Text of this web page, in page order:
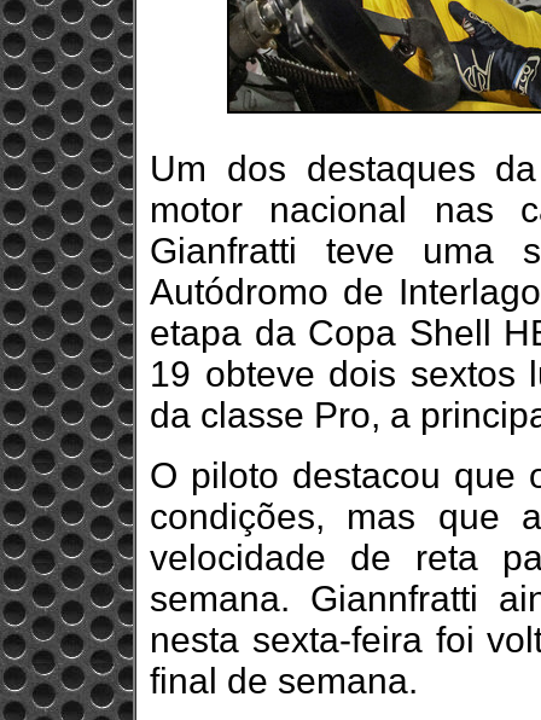
Um dos destaques
motor nacional nas
Gianfratti teve uma
Autódromo de
etapa da Copa Shell
19 obteve dois sextos
da classe Pro, a
O piloto destacou que
condições, mas que
velocidade de reta
semana. Giannfratti
nesta sexta-feira foi
final de semana.